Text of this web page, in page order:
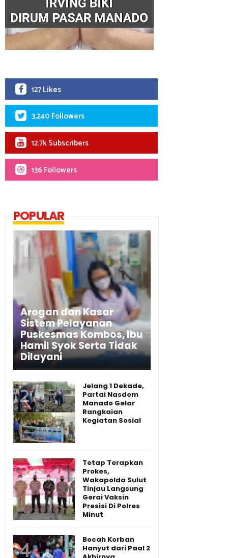
127 Likes
3,240 Followers
12.7k Subscribers
136 Followers
POPULAR
Arogan dan Kasar
Sistem Pelayanan
Puskesmas Kombos, Ibu
Hamil Syok Serta Tidak
Dilayani
Jelang 1 Dekade,
Partai Nasdem
Manado Gelar
Rangkaian
Kegiatan Sosial
Tetap Terapkan
Prokes,
Wakapolda Sulut
Tinjau Langsung
Gerai Vaksin
Presisi Di Polres
Minut
Bocah Korban
Hanyut dari Paal 2